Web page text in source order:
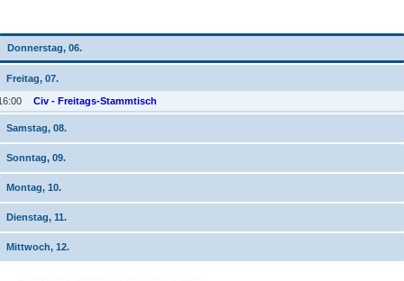
Donnerstag, 06.
Freitag, 07.
Civ - Freitags-Stammtisch
Samstag, 08.
Sonntag, 09.
Montag, 10.
Dienstag, 11.
Mittwoch, 12.